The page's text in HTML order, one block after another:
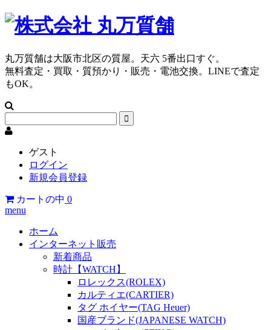
丸万質舗は大阪市北区の質屋。天六 5番出口すぐ。
無料査定・買取・質預かり・販売・電池交換。LINEで査定
もOK。
ゲスト
ログイン
新規会員登録
カートの中 0
menu
ホーム
インターネット販売
新着商品
時計【WATCH】
ロレックス(ROLEX)
カルティエ(CARTIER)
タグ ホイヤー(TAG Heuer)
国産ブランド(JAPANESE WATCH)